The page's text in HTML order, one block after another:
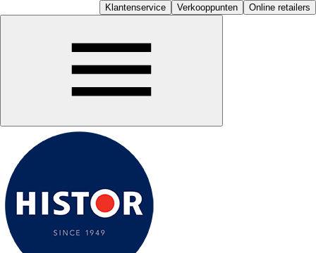
Klantenservice Verkooppunten Online retailers